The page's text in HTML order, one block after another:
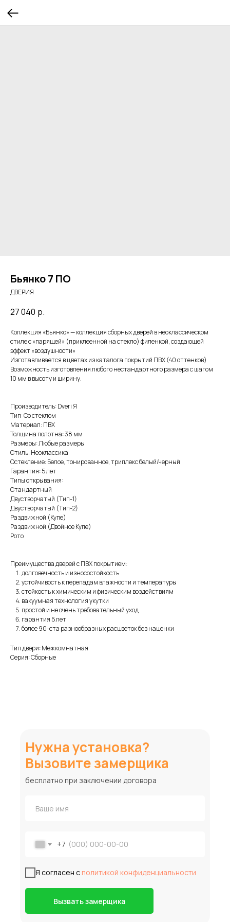
Бьянко 7 ПО
ДВЕРИЯ
27 040 р.
Коллекция «Бьянко» — коллекция сборных дверей в неоклассическом
стиле с «парящей» (приклеенной на стекло) филенкой, создающей
эффект «воздушности»
Изготавливается в цветах из каталога покрытий ПВХ (40 оттенков)
Возможность изготовления любого нестандартного размера с шагом
10 мм в высоту и ширину.
Производитель: Dveri Я
Тип: Со стеклом
Материал: ПВХ
Толщина полотна: 38 мм
Размеры: Любые размеры
Стиль: Неоклассика
Остекление: Белое, тонированное, триплекс белый/черный
Гарантия: 5 лет
Типы открывания:
Стандартный
Двустворчатый (Тип-1)
Двустворчатый (Тип-2)
Раздвижной (Купе)
Раздвижной (Двойное Купе)
Рото
Преимущества дверей с ПВХ покрытием:
долговечность и износостойкость
устойчивость к перепадам влажности и температуры
стойкость к химическим и физическим воздействиям
вакуумная технология укутки
простой и не очень требовательный уход
гарантия 5 лет
более 90-ста разнообразных расцветок без наценки
Тип двери: Межкомнатная
Серия: Сборные
Нужна установка?
Вызовите замерщика
+7
Я согласен с политикой конфиденциальности
Вызвать замерщика
бесплатно при заключении договора